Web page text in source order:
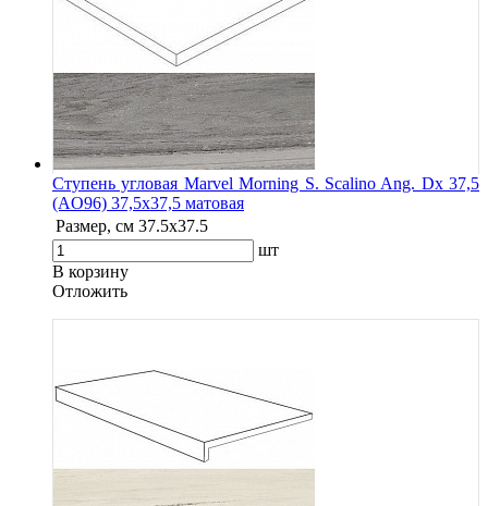
Ступень угловая Marvel Morning S. Scalino Ang. Dx 37,5
(AO96) 37,5x37,5 матовая
Размер, см 37.5x37.5
шт
В корзину
Oтложить